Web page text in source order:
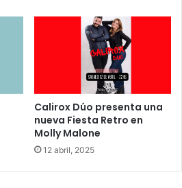
Calirox Dúo presenta una
nueva Fiesta Retro en
Molly Malone
12 abril, 2025